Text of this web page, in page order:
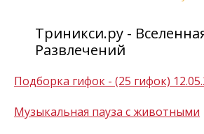
Триникси.ру -
Развлечений
Подборка гифок - (25 гифок)
Музыкальная пауза с животными